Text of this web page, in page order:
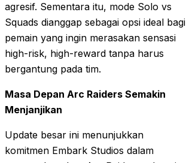
agresif. Sementara itu, mode Solo vs
Squads dianggap sebagai opsi ideal bagi
pemain yang ingin merasakan sensasi
high-risk, high-reward tanpa harus
bergantung pada tim.
Masa Depan Arc Raiders Semakin
Menjanjikan
Update besar ini menunjukkan
komitmen Embark Studios dalam